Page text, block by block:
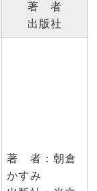
著 者
出版社
著 者：朝倉
かすみ